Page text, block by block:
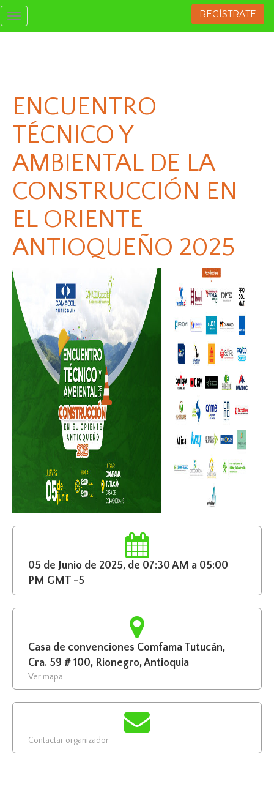
Toggle
navigation
REGÍSTRATE
ENCUENTRO
TÉCNICO Y
AMBIENTAL DE LA
CONSTRUCCIÓN EN
EL ORIENTE
ANTIOQUEÑO 2025
05 de Junio de 2025, de 07:30 AM a 05:00
PM GMT -5
Casa de convenciones Comfama Tutucán,
Cra. 59 # 100, Rionegro, Antioquia
Ver mapa
Contactar organizador